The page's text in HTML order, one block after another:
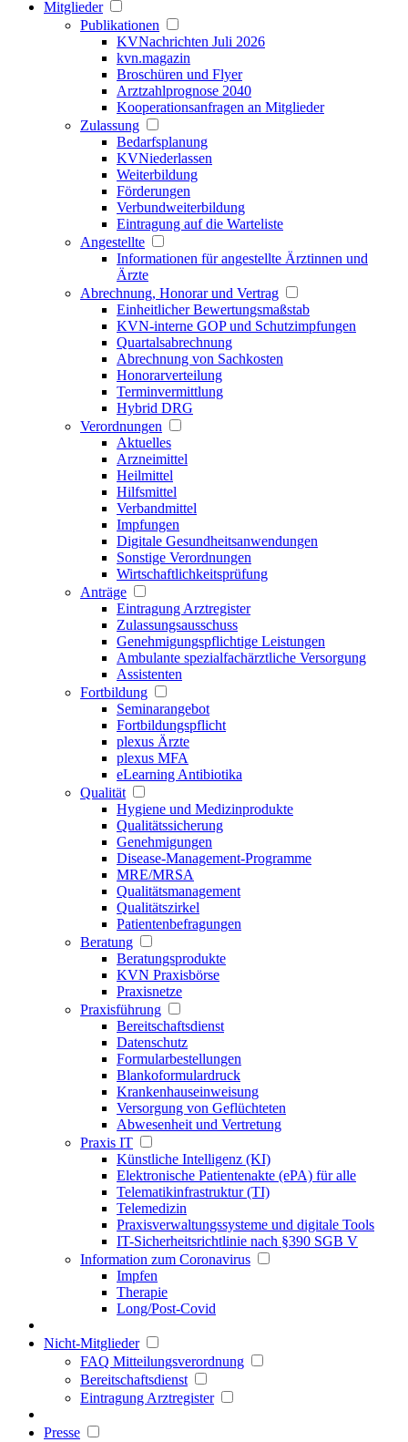
Mitglieder
Publikationen
KVNachrichten Juli 2026
kvn.magazin
Broschüren und Flyer
Arztzahlprognose 2040
Kooperationsanfragen an Mitglieder
Zulassung
Bedarfsplanung
KVNiederlassen
Weiterbildung
Förderungen
Verbundweiterbildung
Eintragung auf die Warteliste
Angestellte
Informationen für angestellte Ärztinnen und
Ärzte
Abrechnung, Honorar und Vertrag
Einheitlicher Bewertungsmaßstab
KVN-interne GOP und Schutzimpfungen
Quartalsabrechnung
Abrechnung von Sachkosten
Honorarverteilung
Terminvermittlung
Hybrid DRG
Verordnungen
Aktuelles
Arzneimittel
Heilmittel
Hilfsmittel
Verbandmittel
Impfungen
Digitale Gesundheitsanwendungen
Sonstige Verordnungen
Wirtschaftlichkeitsprüfung
Anträge
Eintragung Arztregister
Zulassungsausschuss
Genehmigungspflichtige Leistungen
Ambulante spezialfachärztliche Versorgung
Assistenten
Fortbildung
Seminarangebot
Fortbildungspflicht
plexus Ärzte
plexus MFA
eLearning Antibiotika
Qualität
Hygiene und Medizinprodukte
Qualitätssicherung
Genehmigungen
Disease-Management-Programme
MRE/MRSA
Qualitätsmanagement
Qualitätszirkel
Patientenbefragungen
Beratung
Beratungsprodukte
KVN Praxisbörse
Praxisnetze
Praxisführung
Bereitschaftsdienst
Datenschutz
Formularbestellungen
Blankoformulardruck
Krankenhauseinweisung
Versorgung von Geflüchteten
Abwesenheit und Vertretung
Praxis IT
Künstliche Intelligenz (KI)
Elektronische Patientenakte (ePA) für alle
Telematikinfrastruktur (TI)
Telemedizin
Praxisverwaltungssysteme und digitale Tools
IT-Sicherheitsrichtlinie nach §390 SGB V
Information zum Coronavirus
Impfen
Therapie
Long/Post-Covid
Nicht-Mitglieder
FAQ Mitteilungsverordnung
Bereitschaftsdienst
Eintragung Arztregister
Presse